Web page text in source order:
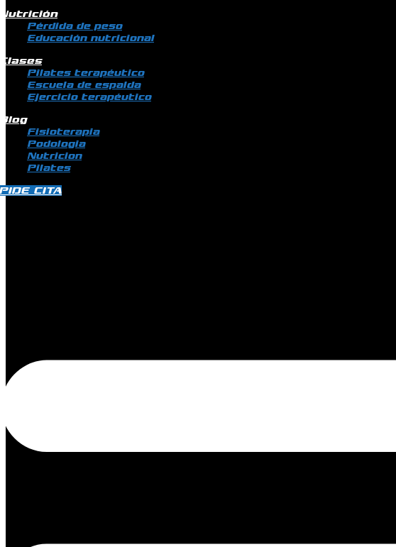
Pérdida de peso
Educación nutricional
Pilates terapéutico
Escuela de espalda
Ejercicio terapéutico
Fisioterapia
Podologia
Nutricion
Pilates
CITA